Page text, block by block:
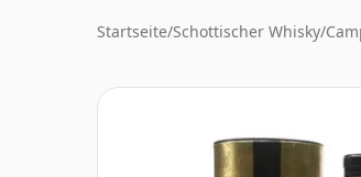
Startseite/Schottischer Whisky/